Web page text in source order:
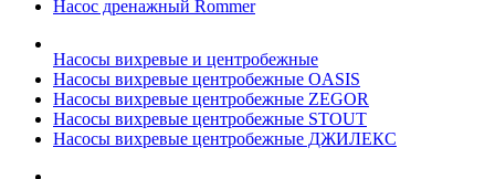
Насос дренажный Rommer
Насосы вихревые и центробежные
Насосы вихревые центробежные OASIS
Насосы вихревые центробежные ZEGOR
Насосы вихревые центробежные STOUT
Насосы вихревые центробежные ДЖИЛЕКС